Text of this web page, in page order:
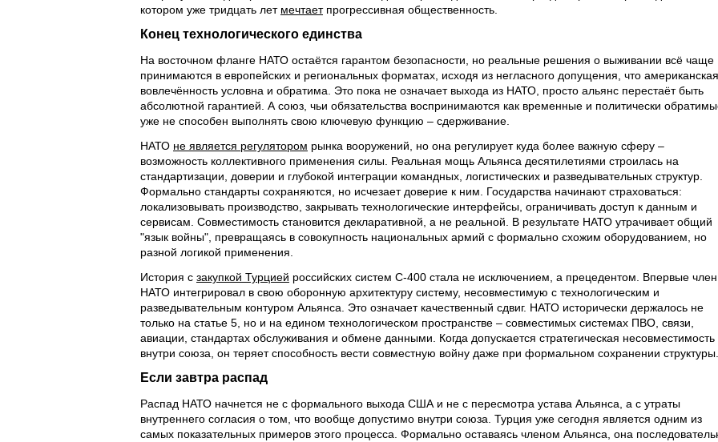
котором уже тридцать лет мечтаетпрогрессивная общественность.
Конец технологического единства
На восточном фланге НАТО остаётся гарантом безопасности, но реальные решения о выживании всё чаще
принимаются в европейских и региональных форматах, исходя из негласного допущения, что американская
вовлечённость условна и обратима. Это пока не означает выхода из НАТО, просто альянс перестаёт быть
абсолютной гарантией. А союз, чьи обязательства воспринимаются как временные и политически
уже не способен выполнять свою ключевую функцию – сдерживание.
НАТО не является регулятором рынка вооружений, но она регулирует куда более важную сферу –
возможность коллективного применения силы. Реальная мощь Альянса десятилетиями строилась на
стандартизации, доверии и глубокой интеграции командных, логистических и разведывательных структур.
Формально стандарты сохраняются, но исчезает доверие к ним. Государства начинают страховаться:
локализовывать производство, закрывать технологические интерфейсы, ограничивать доступ к данным и
сервисам. Совместимость становится декларативной, а не реальной. В результате НАТО утрачивает общий
"язык войны", превращаясь в совокупность национальных армий с формально схожим оборудованием, но
разной логикой применения.
История с закупкой Турцией российских систем С-400 стала не исключением, а прецедентом. Впервые член
НАТО интегрировал в свою оборонную архитектуру систему, несовместимую с технологическим и
разведывательным контуром Альянса. Это означает качественный сдвиг. НАТО исторически держалось не
только на статье 5, но и на едином технологическом пространстве – совместимых системах ПВО, связи,
авиации, стандартах обслуживания и обмене данными. Когда допускается стратегическая несовместимость
внутри союза, он теряет способность вести совместную войну даже при формальном сохранении структуры.
Если завтра распад
Распад НАТО начнется не с формального выхода США и не с пересмотра устава Альянса, а с утраты
внутреннего согласия о том, что вообще допустимо внутри союза. Турция уже сегодня является одним из
самых показательных примеров этого процесса. Формально оставаясь членом Альянса, она